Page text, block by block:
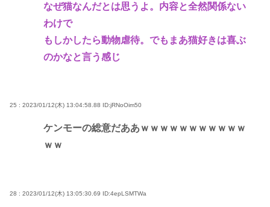
なぜ猫なんだとは思うよ。内容と全然関係ない
わけで
もしかしたら動物虐待。でもまあ猫好きは喜ぶ
のかなと言う感じ
25 : 2023/01/12(木) 13:04:58.88 ID:jRNoOim50
ケンモーの総意だああｗｗｗｗｗｗｗｗｗｗｗ
ｗｗ
28 : 2023/01/12(木) 13:05:30.69 ID:4epLSMTWa